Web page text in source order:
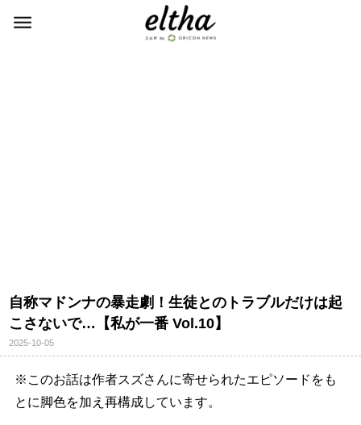
自称マドンナの暴走劇！生徒とのトラブルだけは起
こさないで…【私が一番 Vol.10】
2025-10-05
※このお話は作者スズさんに寄せられたエピソードをも
とに脚色を加え再構成しています。